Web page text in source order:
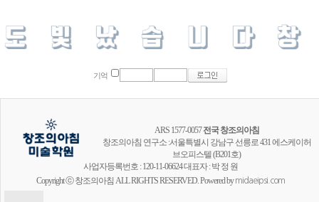
기억
ARS 1577-0057전국 창조의아침
창조의아침 연구소 :서울특별시 강남구 선릉로 431 에스케이허
브오피스텔 (B201호)
사업자등록번호 : 120-11-06624 대표자 : 박 정 원
Copyright ⓒ 창조의아침 ALL RIGHTS RESERVED. Powered bymidaeipsi.com